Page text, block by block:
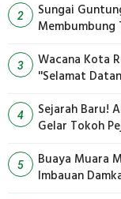
2
Sungai
Membumbung
3
Wacana Kota
''Selamat
4
Sejarah Baru!
Gelar Tokoh
5
Buaya Muara
Imbauan